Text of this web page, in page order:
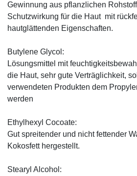
Gewinnung aus pflanzlichen
Schutzwirkung für die Haut mit
hautglättenden Eigenschaften.
Butylene Glycol:
Lösungsmittel mit
die Haut, sehr gute Verträglichkeit,
verwendeten Produkten dem
werden
Ethylhexyl Cocoate:
Gut spreitender und nicht fettender
Kokosfett hergestellt.
Stearyl Alcohol: